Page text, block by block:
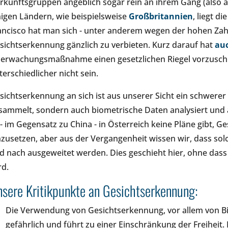
Ländern, wie beispielsweise Großbritannien, liegt
hat man sich - unter anderem wegen der hohen
gänzlich zu verbieten. Kurz darauf hat
einen gesetzlichen Riegel
nicht sein.
an sich ist aus unserer Sicht ein
sondern auch biometrische Daten analysiert
im Gegensatz zu China - in Österreich keine Pläne gibt,
aber aus der Vergangenheit wissen wir, dass
nach ausgeweitet werden. Dies geschieht hier, ohne
Kritikpunkte an Gesichtserkennung:
Die Verwendung von Gesichtserkennung, vor allem von
gefährlich und führt zu einer Einschränkung der